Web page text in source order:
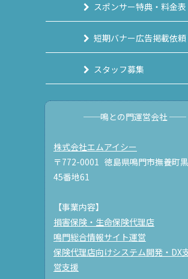
スポンサー特典・料金表
短期バナー広告掲載依頼
スタッフ募集
──鳴との門運営会社 ──
株式会社エムアイシー
〒772-0001 徳島県鳴門市撫養町
45番地61
【事業内容】
損害保険・生命保険代理店
鳴門総合情報サイト運営
保険代理店向けシステム開発・DX
営支援